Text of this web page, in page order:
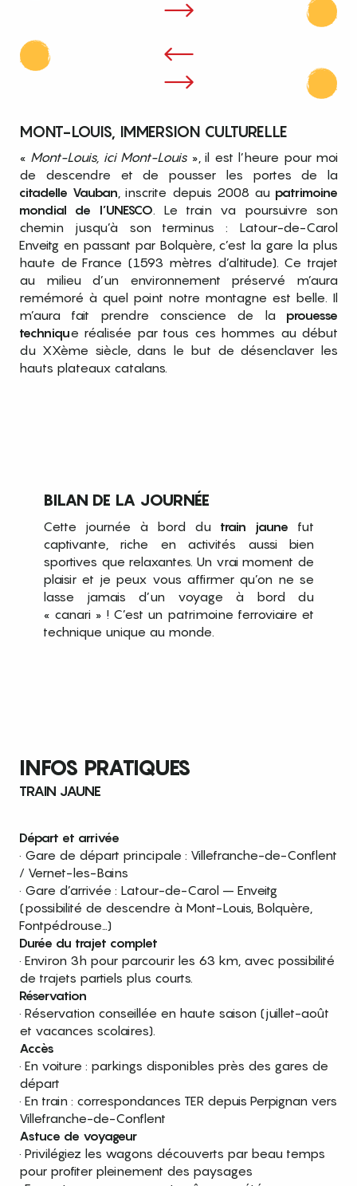
MONT-LOUIS, IMMERSION CULTURELLE
« Mont-Louis, ici Mont-Louis », il est l’heure pour moi
de descendre et de pousser les portes de la
citadelle Vauban, inscrite depuis 2008 au patrimoine
mondial de l’UNESCO. Le train va poursuivre son
chemin jusqu’à son terminus : Latour-de-Carol
Enveitg en passant par Bolquère, c’est la gare la plus
haute de France (1593 mètres d’altitude). Ce trajet
au milieu d’un environnement préservé m’aura
remémoré à quel point notre montagne est belle. Il
m’aura fait prendre conscience de la prouesse
technique réalisée par tous ces hommes au début
du XXème siècle, dans le but de désenclaver les
hauts plateaux catalans.
BILAN DE LA JOURNÉE
Cette journée à bord du train jaune fut
captivante, riche en activités aussi bien
sportives que relaxantes. Un vrai moment de
plaisir et je peux vous affirmer qu’on ne se
lasse jamais d’un voyage à bord du
« canari » ! C’est un patrimoine ferroviaire et
technique unique au monde.
INFOS PRATIQUES
TRAIN JAUNE
Départ et arrivée
· Gare de départ principale : Villefranche-de-Conflent
/ Vernet-les-Bains
· Gare d’arrivée : Latour-de-Carol – Enveitg
(possibilité de descendre à Mont-Louis, Bolquère,
Fontpédrouse…)
Durée du trajet complet
· Environ 3h pour parcourir les 63 km, avec possibilité
de trajets partiels plus courts.
Réservation
· Réservation conseillée en haute saison (juillet-août
et vacances scolaires).
Accès
· En voiture : parkings disponibles près des gares de
départ
· En train : correspondances TER depuis Perpignan vers
Villefranche-de-Conflent
Astuce de voyageur
· Privilégiez les wagons découverts par beau temps
pour profiter pleinement des paysages